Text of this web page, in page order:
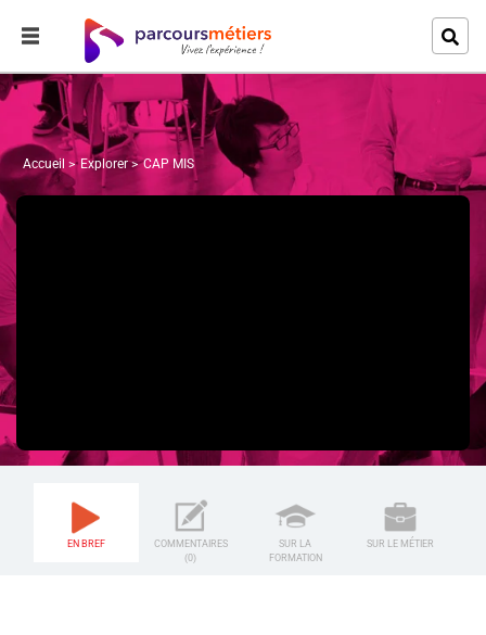
Accueil Explorer CAP MIS
EN BREF
COMMENTAIRES
(0)
SUR LA
FORMATION
SUR LE MÉTIER